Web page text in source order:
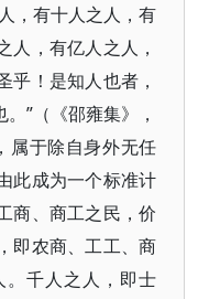
，有十人之人，有
人，有亿人之人，
乎！是知人也者，
”（《邵雍集》，
属于除自身外无任
此成为一个标准计
商、商工之民，价
即农商、工工、商
千人之人，即士